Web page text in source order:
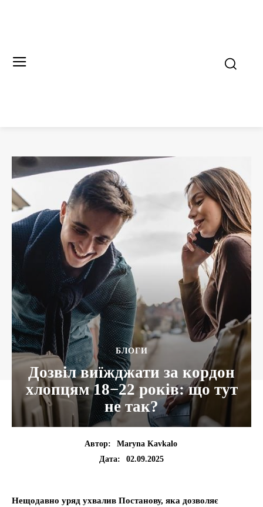
БЛОГИ
Дозвіл виїжджати за кордон
хлопцям 18−22 років: що тут
не так?
Автор:
Maryna Kavkalo
Дата:
02.09.2025
Нещодавно уряд ухвалив Постанову, яка дозволяє